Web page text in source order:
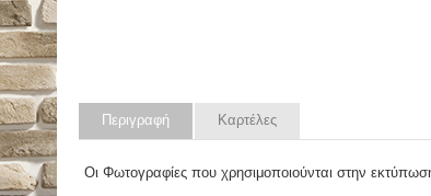
Περιγραφή Καρτέλες
Οι Φωτογραφίες που χρησιμοποιούνται στην